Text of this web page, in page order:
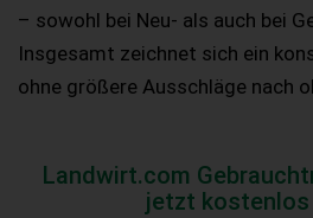
– sowohl bei Neu- als auch bei
Insgesamt zeichnet sich ein
ohne größere Ausschläge nach
Landwirt.com
jetzt